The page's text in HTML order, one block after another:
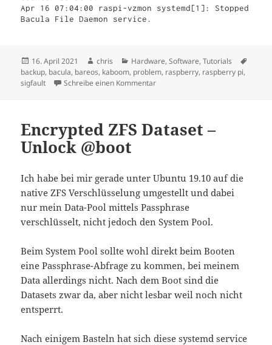
Apr 16 07:04:00 raspi-vzmon systemd[1]: Stopped
Veröffentlicht
am
16. April 2021 Autor
chris Kategorien
Hardware,Software,Tutorials
backup, bacula, bareos, kaboom, problem, raspberry, raspberry pi,
sigfault
Schreibe einen Kommentarzu Raspberry Pi und Bacula…
Encrypted ZFS Dataset –
Unlock @boot
Ich habe bei mir gerade unter Ubuntu 19.10 auf die
native ZFS Verschlüsselung umgestellt und dabei
nur mein Data-Pool mittels Passphrase
verschlüsselt, nicht jedoch den System Pool.
Beim System Pool sollte wohl direkt beim Booten
eine Passphrase-Abfrage zu kommen, bei meinem
Data allerdings nicht. Nach dem Boot sind die
Datasets zwar da, aber nicht lesbar weil noch nicht
entsperrt.
Nach einigem Basteln hat sich diese systemd service